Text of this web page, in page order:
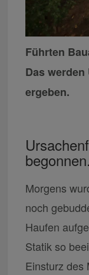
Führten
Das
ergeben.
begonnen.
Morgens
noch
Haufen
Statik so
Einsturz des